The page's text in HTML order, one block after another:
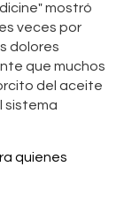
mostró
veces por
dolores
que muchos
del aceite
sistema
quienes